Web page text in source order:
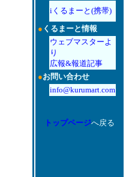
iくるまーと(携帯)
● くるまーと情報
ウェブマスターよ
り
広報&報道記事
●お問い合わせ
info@kurumart.com
トップページへ戻る